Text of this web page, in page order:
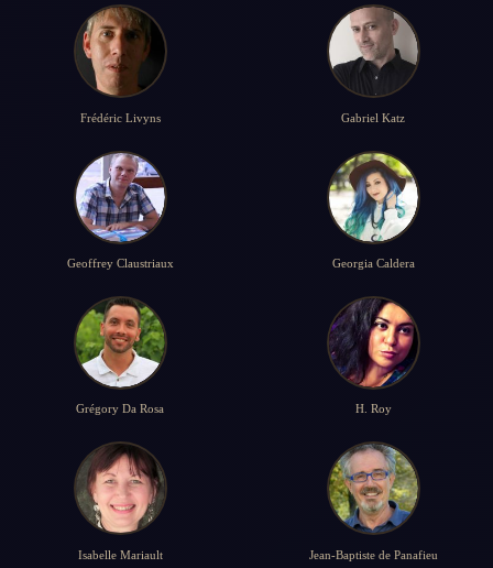
Frédéric Livyns Gabriel Katz
Geoffrey Claustriaux Georgia Caldera
Grégory Da Rosa H. Roy
Isabelle Mariault Jean-Baptiste de Panafieu